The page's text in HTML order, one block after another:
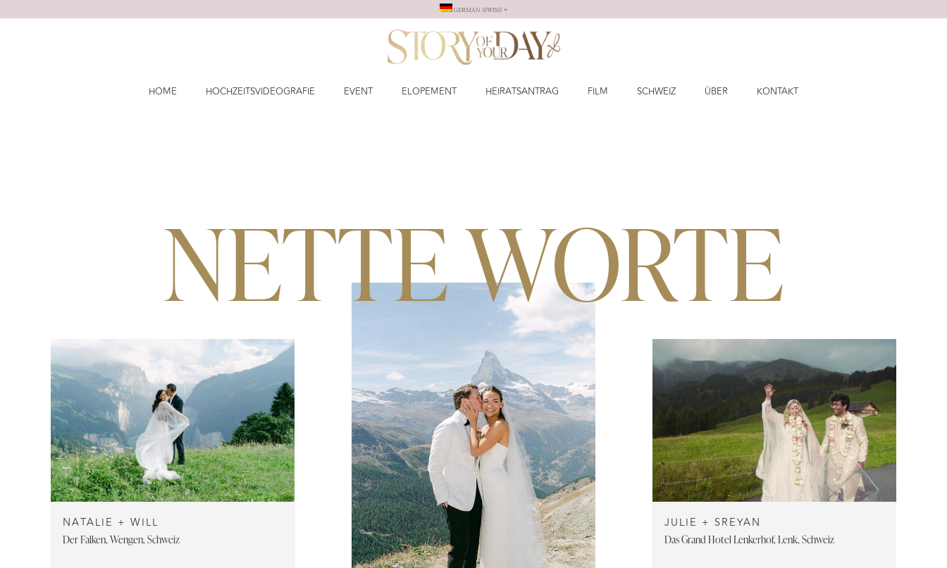
GERMAN (SWISS)
HOME HOCHZEITSVIDEOGRAFIE EVENT ELOPEMENT HEIRATSANTRAG FILM SCHWEIZ ÜBER KONTAKT
NETTE WORTE
NATALIE + WILL
Der Falken, Wengen, Schweiz
JULIE + SREYAN
Das Grand Hotel Lenkerhof, Lenk, Schweiz